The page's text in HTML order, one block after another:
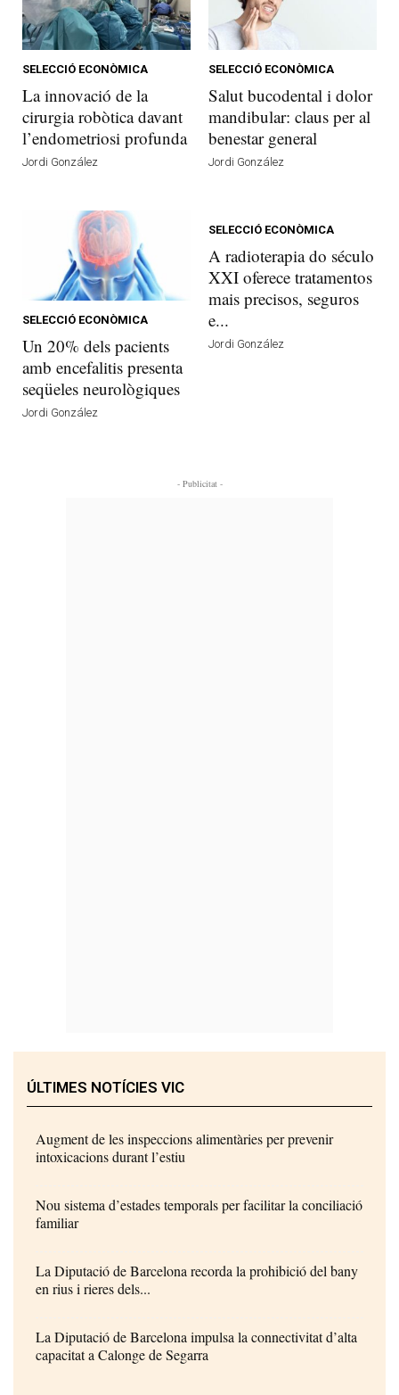
SELECCIÓ ECONÒMICA
La innovació de la
cirurgia robòtica davant
l’endometriosi profunda
Jordi González
SELECCIÓ ECONÒMICA
Salut bucodental i dolor
mandibular: claus per al
benestar general
Jordi González
SELECCIÓ ECONÒMICA
Un 20% dels pacients
amb encefalitis presenta
seqüeles neurològiques
Jordi González
SELECCIÓ ECONÒMICA
A radioterapia do século
XXI oferece tratamentos
mais precisos, seguros
e...
Jordi González
- Publicitat -
ÚLTIMES NOTÍCIES VIC
Augment de les inspeccions alimentàries per prevenir
intoxicacions durant l’estiu
Nou sistema d’estades temporals per facilitar la conciliació
familiar
La Diputació de Barcelona recorda la prohibició del bany
en rius i rieres dels...
La Diputació de Barcelona impulsa la connectivitat d’alta
capacitat a Calonge de Segarra